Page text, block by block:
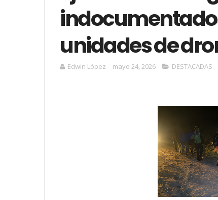
unidades de
Edwin López mayo 24, 2026 DESTACADAS